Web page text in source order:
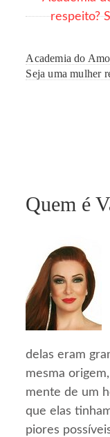
Academia do
Seja uma mulher
Quem é
delas eram
mesma
mente de um
que elas
piores